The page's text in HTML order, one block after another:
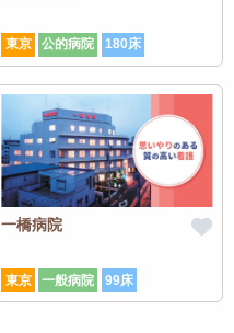
東京 公的病院 180床
一橋病院
東京 一般病院 99床